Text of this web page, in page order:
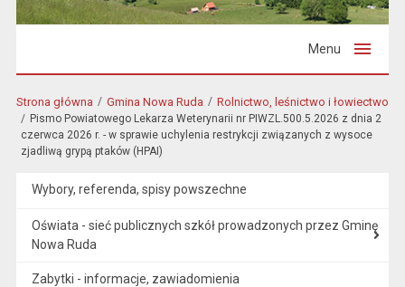
Menu
Strona główna Gmina Nowa Ruda Rolnictwo, leśnictwo i łowiectwo
Pismo Powiatowego Lekarza Weterynarii nr PIWZL.500.5.2026 z dnia 2
czerwca 2026 r. - w sprawie uchylenia restrykcji związanych z wysoce
zjadliwą grypą ptaków (HPAI)
Wybory, referenda, spisy powszechne
Oświata - sieć publicznych szkół prowadzonych przez Gminę
Nowa Ruda
Zabytki - informacje, zawiadomienia